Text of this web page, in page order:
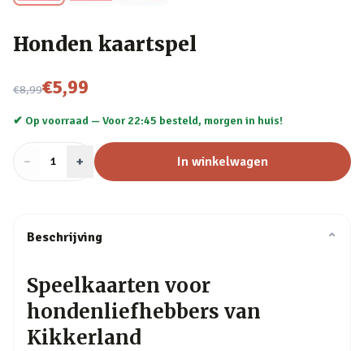
Honden kaartspel
€8,99
Nu voor
€5,99
✔ Op voorraad —Voor 22:45 besteld, morgen in huis!
− Aantal
1 + In winkelwagen
Beschrijving ⌄
Speelkaarten voor
hondenliefhebbers van
Kikkerland